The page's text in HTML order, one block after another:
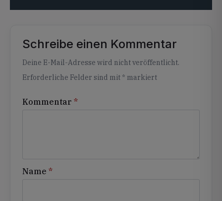
Schreibe einen Kommentar
Deine E-Mail-Adresse wird nicht veröffentlicht.
Erforderliche Felder sind mit * markiert
Kommentar *
Name *
Alternative: